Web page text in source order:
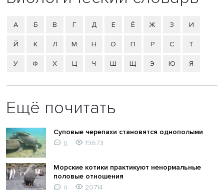
А Б В Г Д Е Ё Ж З И
Й К Л М Н О П Р С Т
У Ф Х Ц Ч Ш Щ Э Ю Я
Ещё почитать
Суповые черепахи становятся однополыми
0 19673
Морские котики практикуют ненормальные
половые отношения
0
20714